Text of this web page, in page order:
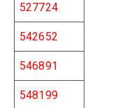
527724
542652
546891
548199